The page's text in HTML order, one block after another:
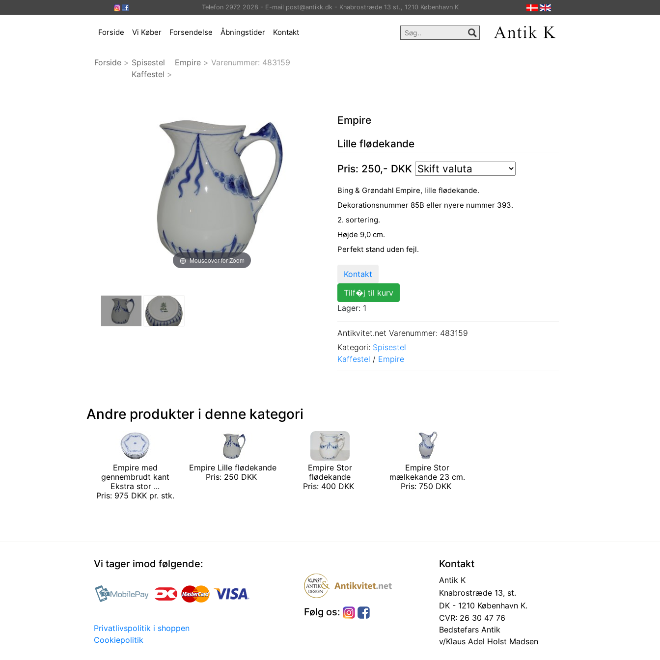
Telefon 2972 2028 - E-mail post@antikk.dk - Knabrostræde 13 st., 1210 København K
Forside Vi Køber Forsendelse Åbningstider Kontakt
Forside > Spisestel
Kaffestel >
Empire > Varenummer: 483159
Mouseover for Zoom
Empire
Lille flødekande
Pris: 250,- DKK
Bing & Grøndahl Empire, lille flødekande.
Dekorationsnummer 85B eller nyere nummer 393.
2. sortering.
Højde 9,0 cm.
Perfekt stand uden fejl.
Kontakt
Tilf�j til kurv
Lager: 1
Antikvitet.net Varenummer: 483159
Kategori: Spisestel
Kaffestel / Empire
Andre produkter i denne kategori
Empire med
gennembrudt kant
Ekstra stor ...
Pris: 975 DKK pr. stk.
Empire Lille flødekande
Pris: 250 DKK
Empire Stor
flødekande
Pris: 400 DKK
Empire Stor
mælkekande 23 cm.
Pris: 750 DKK
Vi tager imod følgende:
Privatlivspolitik i shoppen
Cookiepolitik
Følg os:
Kontakt
Antik K
Knabrostræde 13, st.
DK - 1210 København K.
CVR: 26 30 47 76
Bedstefars Antik
v/Klaus Adel Holst Madsen